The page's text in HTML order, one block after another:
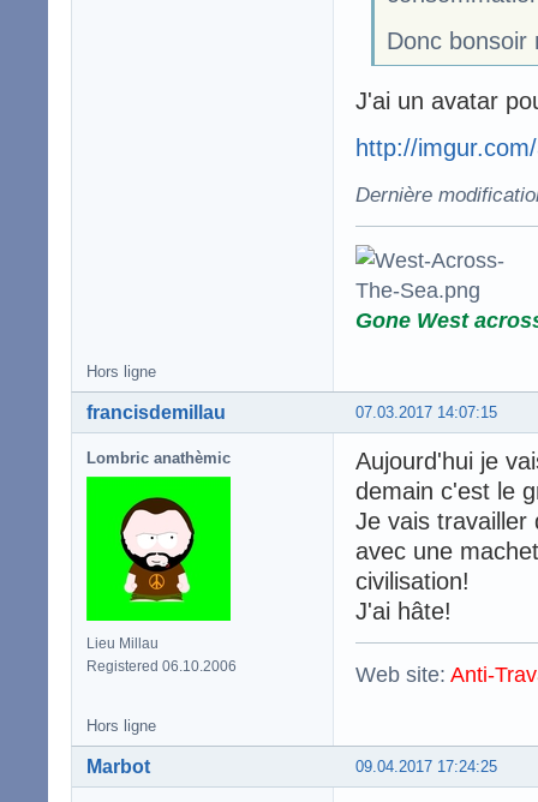
Donc bonsoir
J'ai un avatar
http://
Dernière
Gone West
Hors ligne
07.03.2017 14:07:15
francisdemillau
Lombric anathèmic
Lieu Millau
Registered 06.10.2006
Aujourd'hui je
demain c'est le
Je vais travailler
avec une
civilisation!
J'ai hâte!
Web site: Anti-
Hors ligne
09.04.2017 17:24:25
Marbot